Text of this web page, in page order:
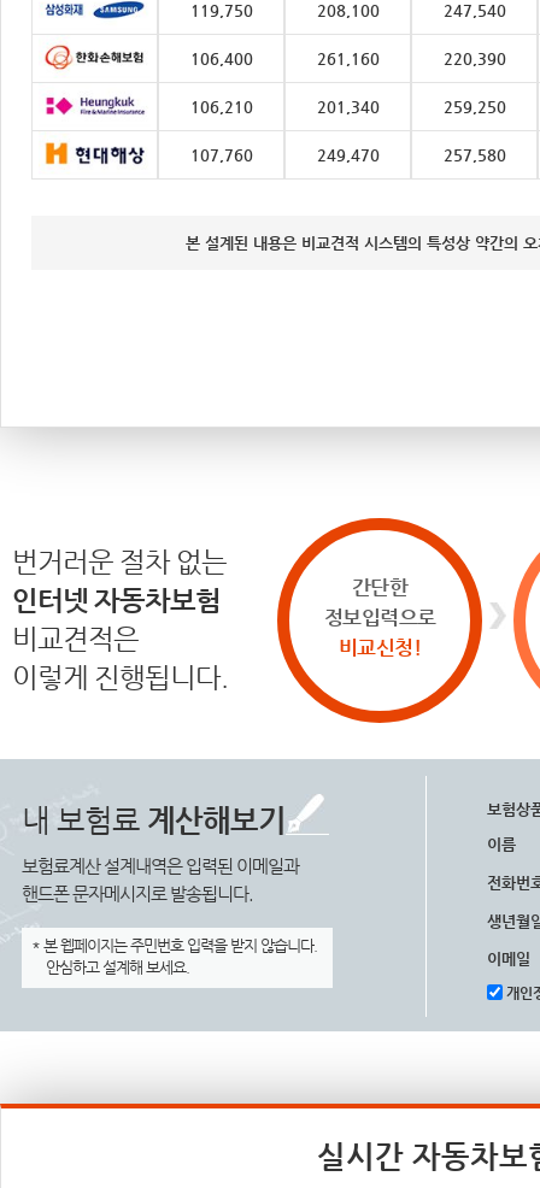
119,750 208,100 247,540
106,400 261,160 220,390
106,210 201,340 259,250
107,760 249,470 257,580
본 설계된 내용은 비교견적 시스템의 특성상 약간의
번거러운 절차 없는
인터넷 자동차보험
비교견적은
이렇게 진행됩니다.
간단한
정보입력으로
비교신청!
내 보험료 계산해보기
보험료계산 설계내역은 입력된 이메일과
핸드폰 문자메시지로 발송됩니다.
* 본 웹페이지는 주민번호 입력을 받지 않습니다.
안심하고 설계해 보세요.
보험상
이름
전화번
생년월
이메일
개인
실시간 자동차보